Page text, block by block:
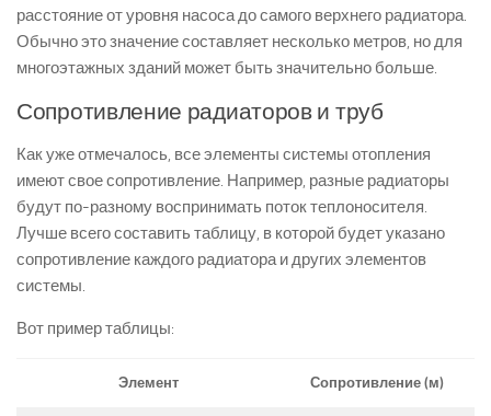
расстояние от уровня насоса до самого верхнего радиатора.
Обычно это значение составляет несколько метров, но для
многоэтажных зданий может быть значительно больше.
Сопротивление радиаторов и труб
Как уже отмечалось, все элементы системы отопления
имеют свое сопротивление. Например, разные радиаторы
будут по-разному воспринимать поток теплоносителя.
Лучше всего составить таблицу, в которой будет указано
сопротивление каждого радиатора и других элементов
системы.
Вот пример таблицы:
Элемент Сопротивление (м)